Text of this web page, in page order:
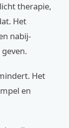
therapie,
Het
nabij-
Het
en